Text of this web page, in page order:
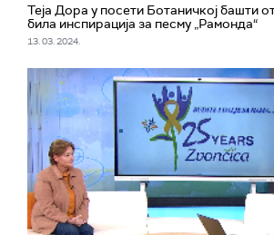
Теја Дора у посети Ботаничкој башти
била инспирација за песму „Рамонда“
13. 03. 2024.